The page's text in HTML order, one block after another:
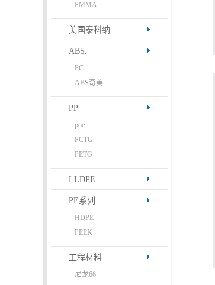
PMMA
美国泰科纳
ABS.
PC
ABS奇美
PP
poe
PCTG
PETG
LLDPE
PE系列
HDPE
PEEK
工程材料
尼龙66